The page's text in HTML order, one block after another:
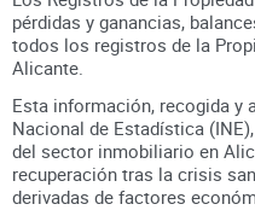
pérdidas y ganancias,
todos los registros de la
Alicante
Esta información, recogida y
Nacional de Estadística
del sector inmobiliario en
recuperación tras la crisis
derivadas de factores